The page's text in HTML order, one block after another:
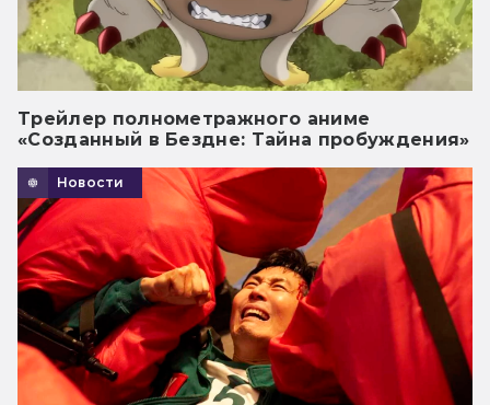
Трейлер полнометражного аниме
«Созданный в Бездне: Тайна пробуждения»
Новости